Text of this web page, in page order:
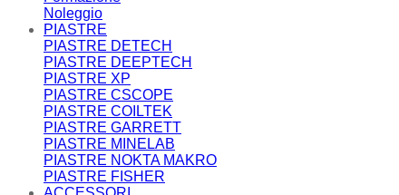
Noleggio
PIASTRE
PIASTRE DETECH
PIASTRE DEEPTECH
PIASTRE XP
PIASTRE CSCOPE
PIASTRE COILTEK
PIASTRE GARRETT
PIASTRE MINELAB
PIASTRE NOKTA MAKRO
PIASTRE FISHER